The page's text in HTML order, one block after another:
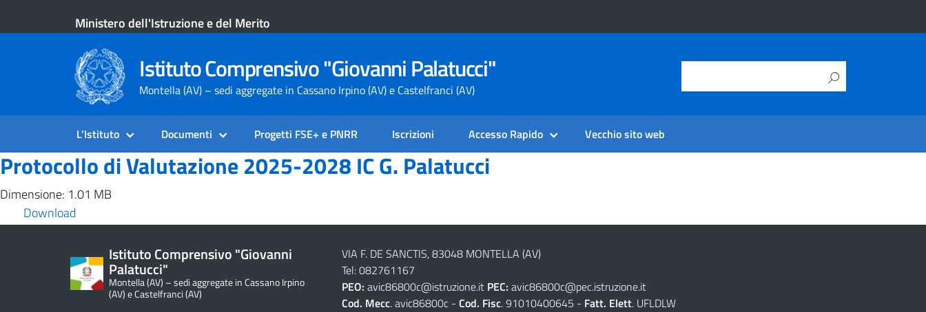
Ministero dell'Istruzione e del Merito
Istituto Comprensivo "Giovanni Palatucci"
Montella (AV) – sedi aggregate in Cassano Irpino (AV) e Castelfranci (AV)
L’Istituto Documenti Progetti FSE+ e PNRR Iscrizioni Accesso Rapido Vecchio sito web
Protocollo di Valutazione 2025-2028 IC G. Palatucci
Dimensione: 1.01 MB
Download
Istituto Comprensivo "Giovanni
Palatucci"
Montella (AV) – sedi aggregate in Cassano Irpino
(AV) e Castelfranci (AV)
VIA F. DE SANCTIS, 83048 MONTELLA (AV)
Tel: 082761167
PEO: avic86800c@istruzione.it PEC: avic86800c@pec.istruzione.it
Cod. Mecc. avic86800c - Cod. Fisc. 91010400645 - Fatt. Elett. UFLDLW